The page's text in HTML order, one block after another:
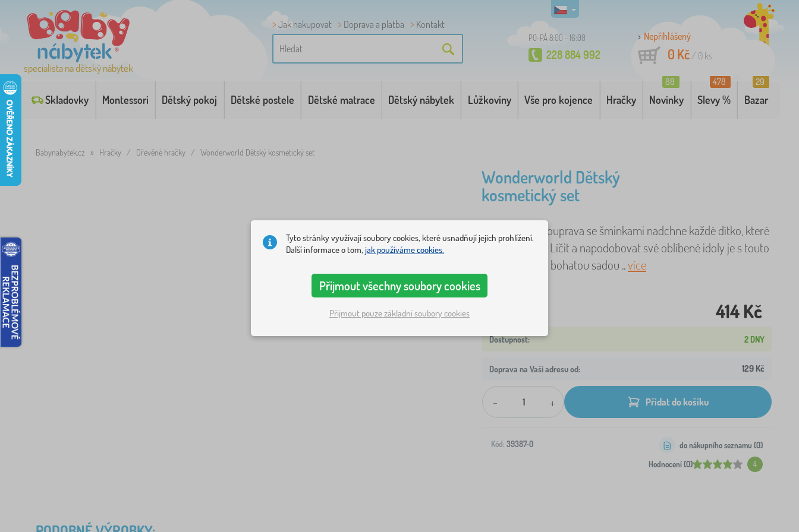
specialista na dětský nábytek
Jak nakupovat Doprava a platba Kontakt
PO-PÁ 8:00 - 16:00
228 884 992
Nepřihlášený
0 Kč/ 0 ks
Skladovky Montessori Dětský pokoj Dětské postele Dětské matrace Dětský nábytek Lůžkoviny Vše pro kojence Hračky Novinky
88
Slevy %
478
Bazar
29
Babynabytek.cz » Hračky / Dřevěné hračky / Wonderworld Dětský kosmetický set
Wonderworld Dětský
kosmetický set
Tato růžová souprava se šminkami nadchne každé dítko, které
se rádo parádí. Líčit a napodobovat své oblíbené idoly je s touto
kompaktní, ale bohatou sadou ..více
414 Kč
2 DNY
Doprava na Vaši adresu od: 129 Kč
- + Přidat do košíku
Kód: 39387-0
Hodnocení (0) 4
do nákupního seznamu (0)
Tyto stránky využívají soubory cookies, které usnadňují jejich prohlížení.
Další informace o tom, jak používáme cookies.
Přijmout všechny soubory cookies
Přijmout pouze základní soubory cookies